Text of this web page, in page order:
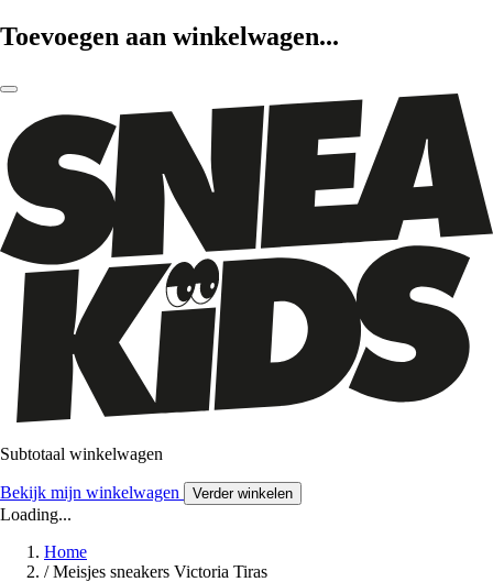
Toevoegen aan winkelwagen...
Subtotaal winkelwagen
Bekijk mijn winkelwagen Verder winkelen
Loading...
Home
/ Meisjes sneakers Victoria Tiras